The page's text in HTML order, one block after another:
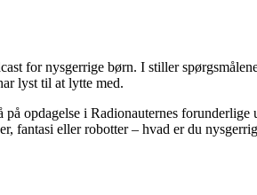
for nysgerrige børn. I stiller
lyst til at lytte med.
på opdagelse i Radionauternes
fantasi eller robotter – hvad er du